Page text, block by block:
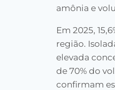
amônia e
Em 2025,
região.
elevada
de 70% do
confirmam